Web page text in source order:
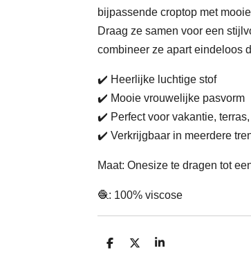
bijpassende croptop met
Draag ze samen voor een
combineer ze apart eindeloos
✔️ Heerlijke luchtige stof
✔️ Mooie vrouwelijke pasvorm
✔️ Perfect voor vakantie,
✔️ Verkrijgbaar in meerdere
Maat: Onesize te dragen tot
🧶: 100% viscose
D
D
S